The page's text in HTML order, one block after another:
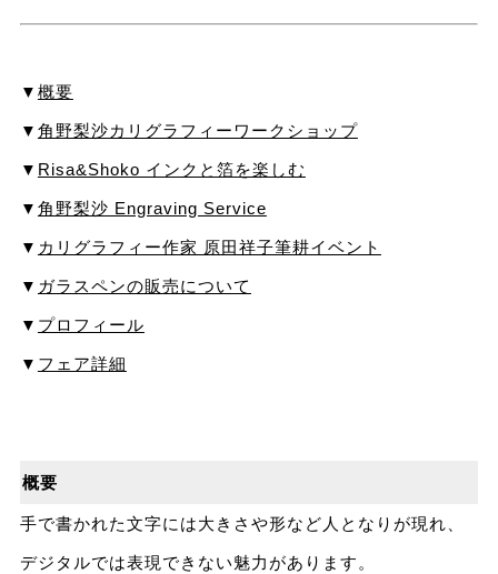
▼ 概要
▼ 角野梨沙カリグラフィーワークショップ
▼ Risa&Shoko インクと箔を楽しむ
▼ 角野梨沙 Engraving Service
▼ カリグラフィー作家 原田祥子筆耕イベント
▼ ガラスペンの販売について
▼ プロフィール
▼ フェア詳細
概要
手で書かれた文字には大きさや形など人となりが現れ、
デジタルでは表現できない魅力があります。